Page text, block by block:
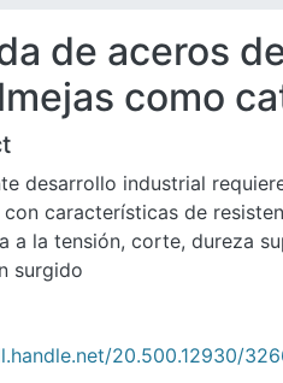
de aceros
como
desarrollo industrial
con características de
a la tensión, corte, dureza
surgido
20.500.12930/